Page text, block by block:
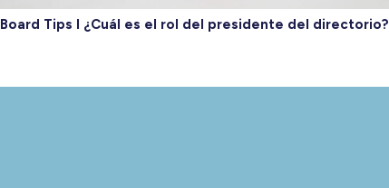
Board Tips I ¿Cuál es el rol del presidente del directorio?